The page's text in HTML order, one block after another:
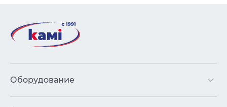
Оборудование